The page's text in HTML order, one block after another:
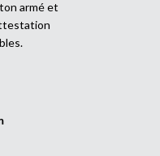
armé et